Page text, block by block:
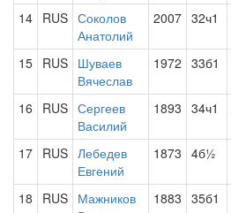
14 RUS Соколов
Анатолий
2007 32ч1
15 RUS Шуваев
Вячеслав
1972 33б1
16 RUS Сергеев
Василий
1893 34ч1
17 RUS Лебедев
Евгений
1873 4б½
18 RUS Мажников
1883 35б1